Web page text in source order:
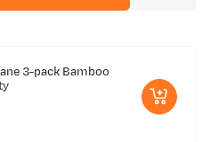
3-pack Bamboo